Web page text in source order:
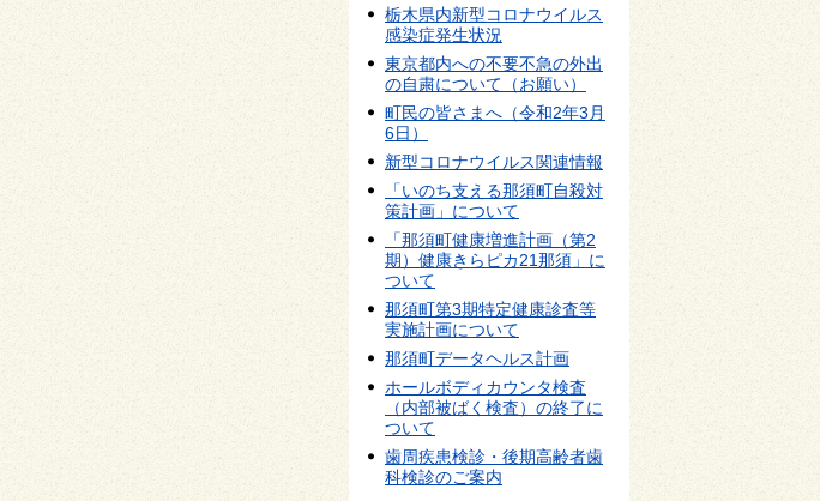
栃木県内新型コロナウイルス
感染症発生状況
東京都内への不要不急の外出
の自粛について（お願い）
町民の皆さまへ（令和2年3月
6日）
新型コロナウイルス関連情報
「いのち支える那須町自殺対
策計画」について
「那須町健康増進計画（第2
期）健康きらピカ21那須」に
ついて
那須町第3期特定健康診査等
実施計画について
那須町データヘルス計画
ホールボディカウンタ検査
（内部被ばく検査）の終了に
ついて
歯周疾患検診・後期高齢者歯
科検診のご案内